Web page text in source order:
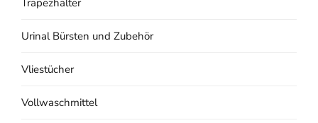
Urinal Bürsten und Zubehör
Vliestücher
Vollwaschmittel